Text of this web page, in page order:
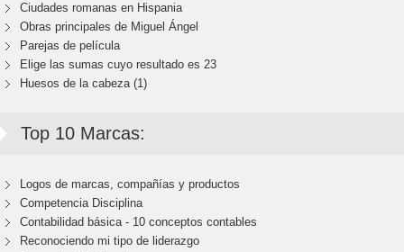
Ciudades romanas en Hispania
Obras principales de Miguel Ángel
Parejas de película
Elige las sumas cuyo resultado es 23
Huesos de la cabeza (1)
Top 10 Marcas:
Logos de marcas, compañías y productos
Competencia Disciplina
Contabilidad básica - 10 conceptos contables
Reconociendo mi tipo de liderazgo